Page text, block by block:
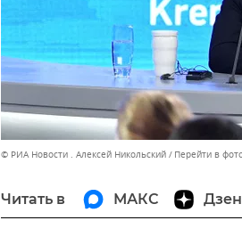
© РИА Новости . Алексей Никольский Перейти в
Читать в МАКС Дзен